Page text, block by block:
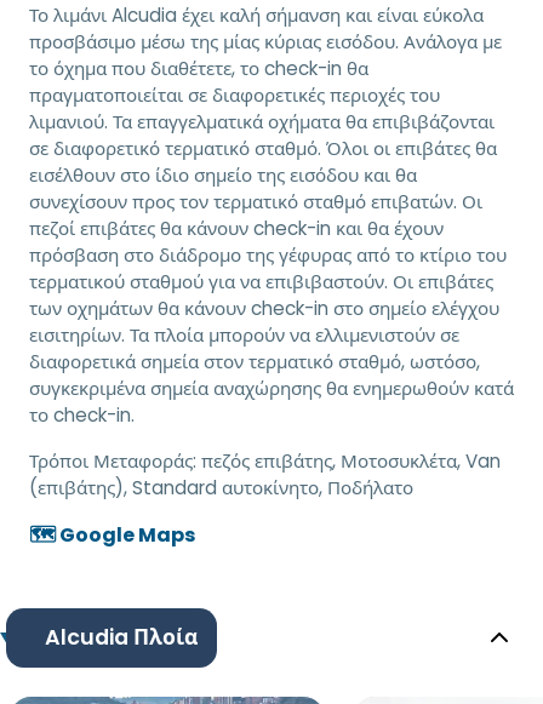
Το λιμάνι Alcudia έχει καλή σήμανση και είναι εύκολα
προσβάσιμο μέσω της μίας κύριας εισόδου. Ανάλογα με
το όχημα που διαθέτετε, το check-in θα
πραγματοποιείται σε διαφορετικές περιοχές του
λιμανιού. Τα επαγγελματικά οχήματα θα επιβιβάζονται
σε διαφορετικό τερματικό σταθμό. Όλοι οι επιβάτες θα
εισέλθουν στο ίδιο σημείο της εισόδου και θα
συνεχίσουν προς τον τερματικό σταθμό επιβατών. Οι
πεζοί επιβάτες θα κάνουν check-in και θα έχουν
πρόσβαση στο διάδρομο της γέφυρας από το κτίριο του
τερματικού σταθμού για να επιβιβαστούν. Οι επιβάτες
των οχημάτων θα κάνουν check-in στο σημείο ελέγχου
εισιτηρίων. Τα πλοία μπορούν να ελλιμενιστούν σε
διαφορετικά σημεία στον τερματικό σταθμό, ωστόσο,
συγκεκριμένα σημεία αναχώρησης θα ενημερωθούν κατά
το check-in.
Τρόποι Μεταφοράς: πεζός επιβάτης, Μοτοσυκλέτα, Van
(επιβάτης), Standard αυτοκίνητο, Ποδήλατο
🗺️ Google Maps
Alcudia Πλοία